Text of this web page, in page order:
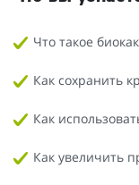
Что такое
Как сохранить
Как
Как увеличить